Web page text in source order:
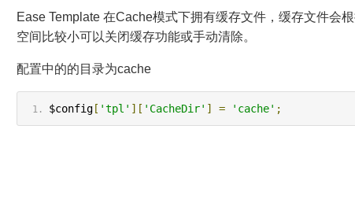
Ease Template 在Cache模式下拥有缓存文件，缓存文件会
空间比较小可以关闭缓存功能或手动清除。
配置中的的目录为cache
$config[ 'tpl' ][ 'CacheDir' ] = 'cache' ;